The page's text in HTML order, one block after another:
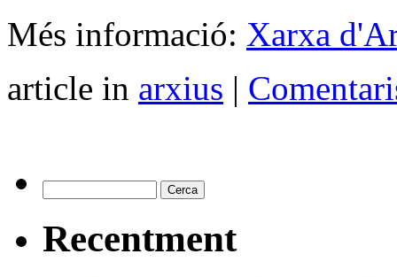
Més informació: Xarxa
article in arxius |
Recentment